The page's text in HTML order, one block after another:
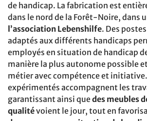
de handicap. La fabrication est
dans le nord de la Forêt-Noire, dans
l’association Lebenshilfe. Des
adaptés aux différents handicaps
employés en situation de handicap
manière la plus autonome possible
métier avec compétence et
expérimentés accompagnent les
garantissant ainsi quedes meubles
qualitévoient le jour, tout en